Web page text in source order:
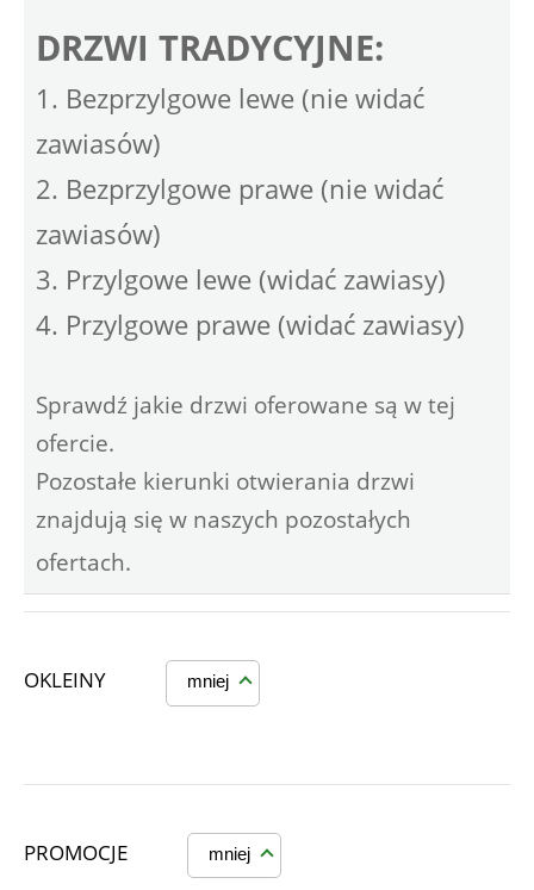
DRZWI TRADYCYJNE:
1. Bezprzylgowe lewe (nie widać
zawiasów)
2. Bezprzylgowe prawe (nie widać
zawiasów)
3. Przylgowe lewe (widać zawiasy)
4. Przylgowe prawe (widać zawiasy)
Sprawdź jakie drzwi oferowane są w tej
ofercie.
Pozostałe kierunki otwierania drzwi
znajdują się w naszych pozostałych
ofertach.
OKLEINY mniej
PROMOCJE mniej